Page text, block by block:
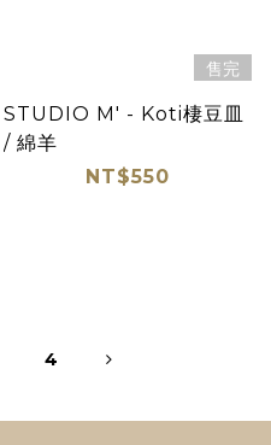
售完
STUDIO M' - Koti棲豆皿
/ 綿羊
NT$550
4